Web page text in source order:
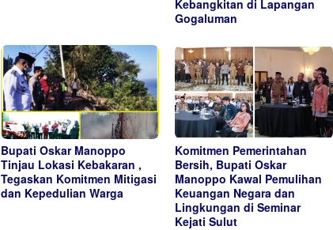
Kebangkitan di Lapangan
Gogaluman
Bupati Oskar Manoppo
Tinjau Lokasi Kebakaran ,
Tegaskan Komitmen Mitigasi
dan Kepedulian Warga
Komitmen Pemerintahan
Bersih, Bupati Oskar
Manoppo Kawal Pemulihan
Keuangan Negara dan
Lingkungan di Seminar
Kejati Sulut